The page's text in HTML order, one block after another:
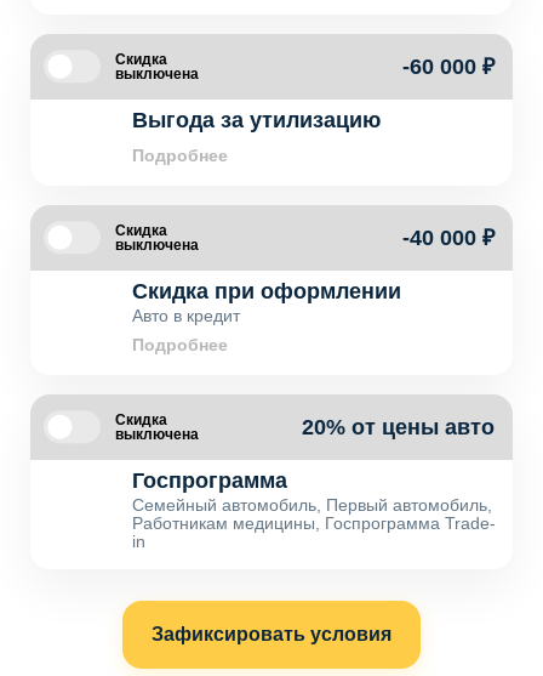
Скидка
выключена
-60 000 ₽
Выгода за утилизацию
Подробнее
Скидка
выключена
-40 000 ₽
Скидка при оформлении
Авто в кредит
Подробнее
Скидка
выключена
20% от цены авто
Госпрограмма
Семейный автомобиль, Первый автомобиль,
Работникам медицины, Госпрограмма Trade-
in
Зафиксировать условия